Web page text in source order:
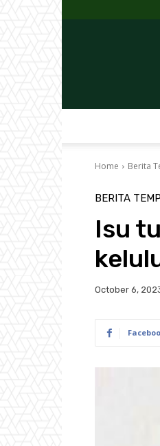
Home Berita
BERITA
Isu
October 6,